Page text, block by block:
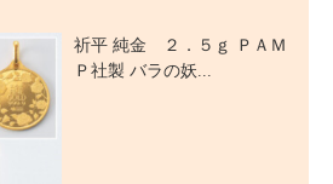
祈平 純金 ２．５ｇ ＰＡＭ
Ｐ社製 バラの妖...